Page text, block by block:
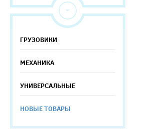
ГРУЗОВИКИ
МЕХАНИКА
УНИВЕРСАЛЬНЫЕ
НОВЫЕ ТОВАРЫ